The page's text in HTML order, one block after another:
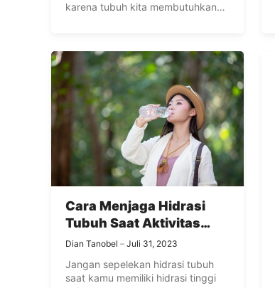
karena tubuh kita membutuhkan
Cara Menjaga Hidrasi
Tubuh Saat Aktivitas
Padat!
Dian Tanobel Juli 31, 2023
Jangan sepelekan hidrasi tubuh
saat kamu memiliki hidrasi tinggi